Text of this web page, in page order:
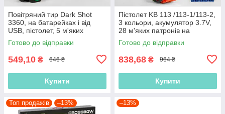
Повітряний тир Dark Shot
3360, на батарейках і від
USB, пістолет, 5 м'яких
патронів, люмінесцентні
тримачі
Готово до відправки
549,10 ₴ 646 ₴
Купити
Пістолет KB 113 /113-1/113-2,
3 кольори, акумулятор 3.7V,
28 м'яких патронів на
присоску, знімний лазер,
Готово до відправки
838,68 ₴ 964 ₴
Купити
Топ продажів –13% –13%